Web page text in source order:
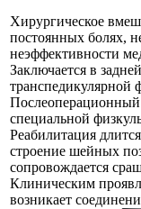
Хирургическое
постоянных болях,
неэффективности
Заключается в
транспедикулярной
Послеоперационный
специальной
Реабилитация
строение шейных
сопровождается
Клиническим
возникает